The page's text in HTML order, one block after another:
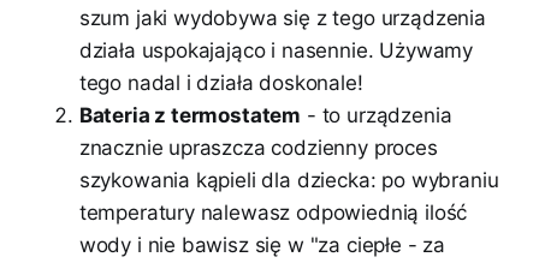
szum jaki wydobywa się z tego urządzenia
działa uspokajająco i nasennie. Używamy
tego nadal i działa doskonale!
Bateria z termostatem - to urządzenia
znacznie upraszcza codzienny proces
szykowania kąpieli dla dziecka: po wybraniu
temperatury nalewasz odpowiednią ilość
wody i nie bawisz się w "za ciepłe - za